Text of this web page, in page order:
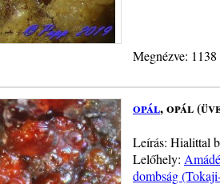
Megnézve:
opál, opál
Leírás: Hialittal
Lelőhely:
dombság